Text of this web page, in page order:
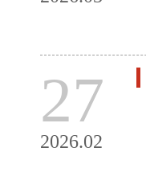
27
2026.02